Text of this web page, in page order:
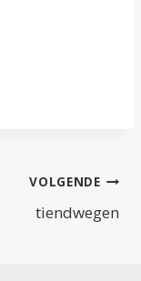
VOLGENDE
tiendwegen